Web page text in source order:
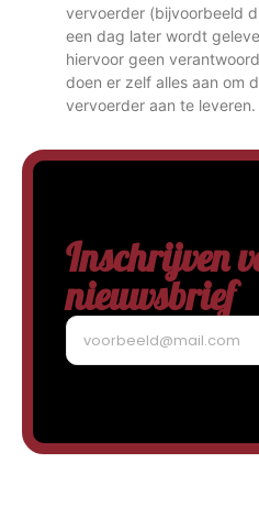
vervoerder (bijvoorbeeld
een dag later wordt
hiervoor geen
doen er zelf alles aan om
vervoerder aan te leveren.
Inschrijven
nieuwsbrief